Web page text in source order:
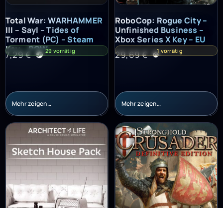
Total War: WARHAMMER III – Sayl – Tides of Torment (PC) –
Total War: WARHAMMER
III – Sayl – Tides of
Torment (PC) – Steam
Key – ROW
7,29€ 29 vorrätig
Mehr zeigen…
RoboCop: Rogue City –
RoboCop: Rogue City –
Unfinished Business –
Xbox Series X Key – EU
29,69€ 1 vorrätig
Mehr zeigen…